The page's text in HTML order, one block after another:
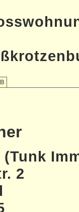
(Tunk
2